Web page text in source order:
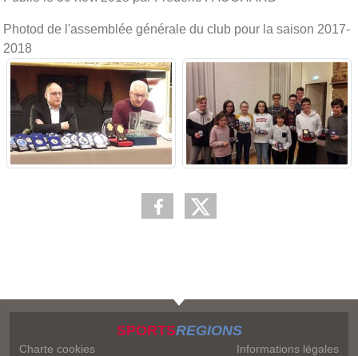
Photod de l'assemblée générale du club pour la saison 2017-
2018
SPORTSREGIONS
Charte cookies Informations légales